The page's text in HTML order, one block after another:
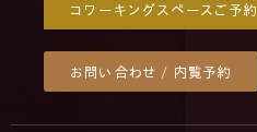
コワーキングスペースご予約
お問い合わせ / 内覧予約